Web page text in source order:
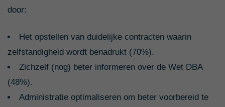
door:
Het opstellen van duidelijke contracten waarin
zelfstandigheid wordt benadrukt (70%).
Zichzelf (nog) beter informeren over de Wet DBA
(48%).
Administratie optimaliseren om beter voorbereid te